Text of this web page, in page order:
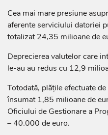
Cea mai mare presiune
aferente serviciului datoriei
totalizat 24,35 milioane de
Deprecierea valutelor care
le-au au redus cu 12,9
Totodată, plățile efectuate
însumat 1,85 milioane de
Oficiului de Gestionare a
– 40.000 de euro.